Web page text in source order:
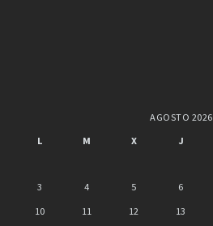
AGOSTO 2026
L
M X J
3
4 5 6
10
11 12 13